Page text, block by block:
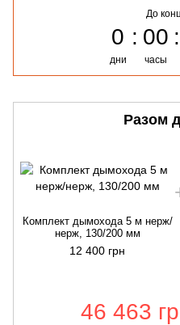
До
0
дни
00
часы
Разом
Комплект дымохода 5 м нерж/
нерж, 130/200 мм
12 400 грн
46 463